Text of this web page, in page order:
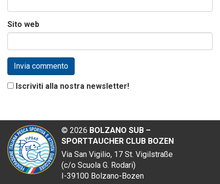
Sito web
Iscriviti alla nostra newsletter!
© 2026 BOLZANO SUB –
SPORTTAUCHER CLUB BOZEN
Via San Vigilio, 17 St. Vigilstraße
(c/o Scuola G. Rodari)
I-39100 Bolzano-Bozen